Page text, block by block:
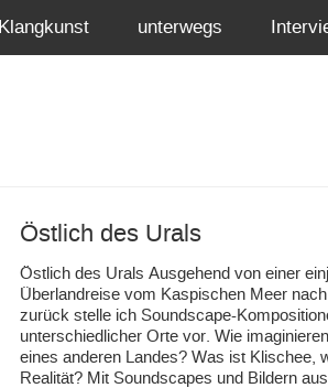
Klangkunst unterwegs
Östlich des Urals
Östlich des Urals Ausgehend von einer
Überlandreise vom Kaspischen Meer
zurück stelle ich Soundscape-
unterschiedlicher Orte vor. Wie
eines anderen Landes? Was ist Klischee,
Realität? Mit Soundscapes und Bildern